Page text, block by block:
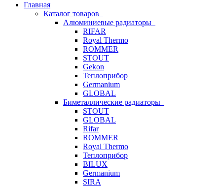
Главная
Каталог товаров
Алюминиевые радиаторы
RIFAR
Royal Thermo
ROMMER
STOUT
Gekon
Теплоприбор
Germanium
GLOBAL
Биметаллические радиаторы
STOUT
GLOBAL
Rifar
ROMMER
Royal Thermo
Теплоприбор
BILUX
Germanium
SIRA